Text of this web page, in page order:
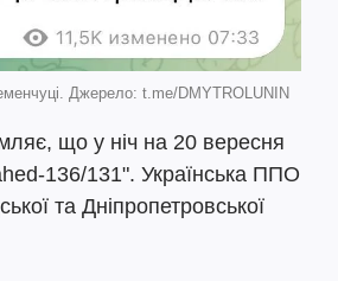
Джерело: t.me/DMYTROLUNIN
що у ніч на 20 вересня
136/131". Українська ППО
та Дніпропетровської